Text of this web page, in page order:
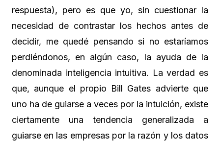
respuesta), pero es que yo, sin cuestionar la
necesidad de contrastar los hechos antes de
decidir, me quedé pensando si no estaríamos
perdiéndonos, en algún caso, la ayuda de la
denominada inteligencia intuitiva. La verdad es
que, aunque el propio Bill Gates advierte que
uno ha de guiarse a veces por la intuición, existe
ciertamente una tendencia generalizada a
guiarse en las empresas por la razón y los datos